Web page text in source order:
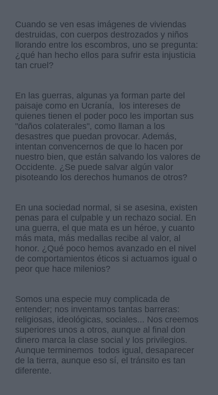
Cuando se ven esas imágenes de viviendas
destruidas, con cuerpos destrozados y niños
llorando entre los escombros, uno se pregunta:
¿qué han hecho ellos para sufrir esta injusticia
tan cruel?
En las guerras, algunas ya forman parte del
paisaje como en Ucranía, los intereses de
quienes tienen el poder poco les importan sus
"daños colaterales", como llaman a los
desastres que puedan provocar. Además,
intentan convencernos de que lo hacen por
nuestro bien, que están salvando los valores de
Occidente. ¿Se puede salvar algún valor
pisoteando los derechos humanos de otros?
En una sociedad normal, si se asesina, existen
penas para el culpable y un rechazo social. En
una guerra, el que mata es un héroe, y cuanto
más mata, más medallas recibe al valor, al
honor. ¿Qué poco hemos avanzado en el nivel
de comportamientos éticos si actuamos igual o
peor que hace milenios?
Somos una especie muy complicada de
entender; nos inventamos tantas barreras:
religiosas, ideológicas, sociales... Nos creemos
superiores unos a otros, aunque al final don
dinero marca la clase social y los privilegios.
Aunque terminemos todos igual, desaparecer
de la tierra, aunque eso sí, el tránsito es tan
diferente.